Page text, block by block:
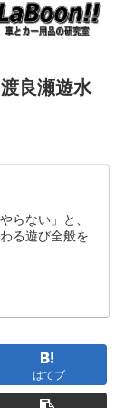
良瀬遊水
らない」と、
る遊び全般を
はてブ